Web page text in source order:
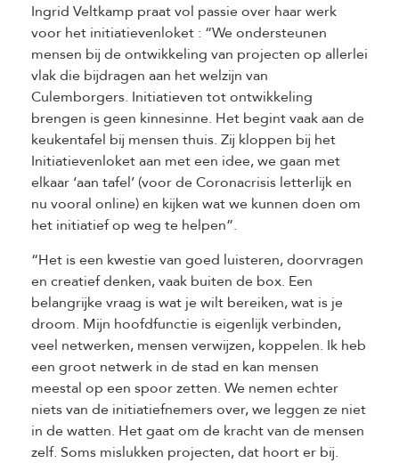
Ingrid Veltkamp praat vol passie over haar werk
voor het initiatievenloket : “We ondersteunen
mensen bij de ontwikkeling van projecten op allerlei
vlak die bijdragen aan het welzijn van
Culemborgers. Initiatieven tot ontwikkeling
brengen is geen kinnesinne. Het begint vaak aan de
keukentafel bij mensen thuis. Zij kloppen bij het
Initiatievenloket aan met een idee, we gaan met
elkaar ‘aan tafel’ (voor de Coronacrisis letterlijk en
nu vooral online) en kijken wat we kunnen doen om
het initiatief op weg te helpen”.
“Het is een kwestie van goed luisteren, doorvragen
en creatief denken, vaak buiten de box. Een
belangrijke vraag is wat je wilt bereiken, wat is je
droom. Mijn hoofdfunctie is eigenlijk verbinden,
veel netwerken, mensen verwijzen, koppelen. Ik heb
een groot netwerk in de stad en kan mensen
meestal op een spoor zetten. We nemen echter
niets van de initiatiefnemers over, we leggen ze niet
in de watten. Het gaat om de kracht van de mensen
zelf. Soms mislukken projecten, dat hoort er bij.